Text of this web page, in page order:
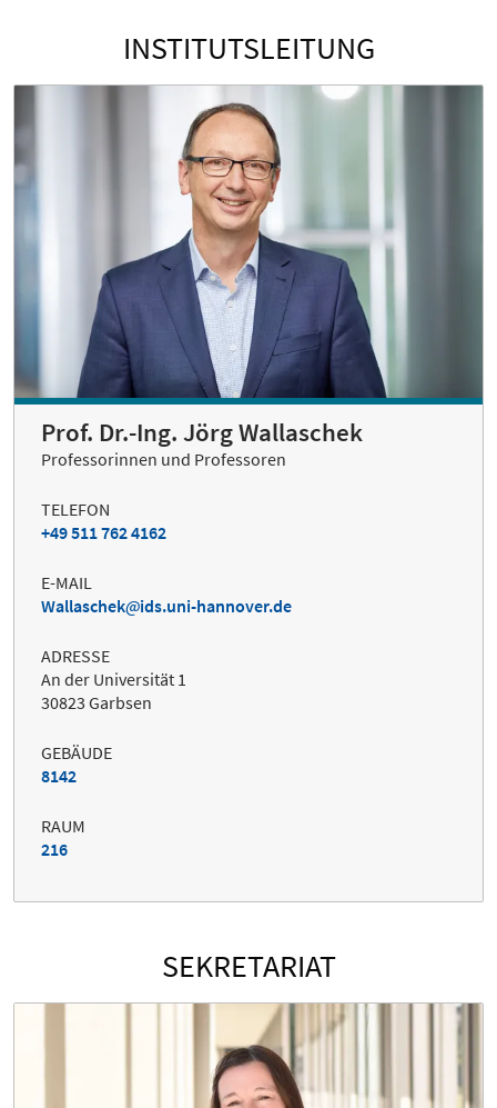
INSTITUTSLEITUNG
Prof. Dr.-Ing. Jörg Wallaschek
Professorinnen und Professoren
TELEFON
+49 511 762 4162
E-MAIL
Wallaschek
ids.uni-hannover.de
ADRESSE
An der Universität 1
30823 Garbsen
GEBÄUDE
8142
RAUM
216
SEKRETARIAT